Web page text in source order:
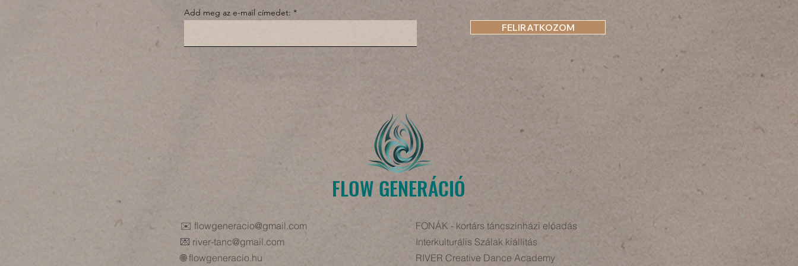
Add meg az e-mail címedet:
FELIRATKOZOM
FLOW GENERÁCIÓ
✉️ flowgeneracio@gmail.com
💌 river-tanc@gmail.com
🌐flowgeneracio.hu
FONÁK - kortárs táncszínházi előadás
Interkulturális Szálak kiállítás
RIVER Creative Dance Academy